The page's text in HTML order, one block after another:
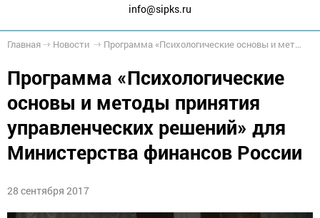
info@sipks.ru
Главная Новости Программа «Психологические основы и методы принятия управленческих решений» для Министерства финансов России
Программа «Психологические
основы и методы принятия
управленческих решений» для
Министерства финансов России
28 сентября 2017